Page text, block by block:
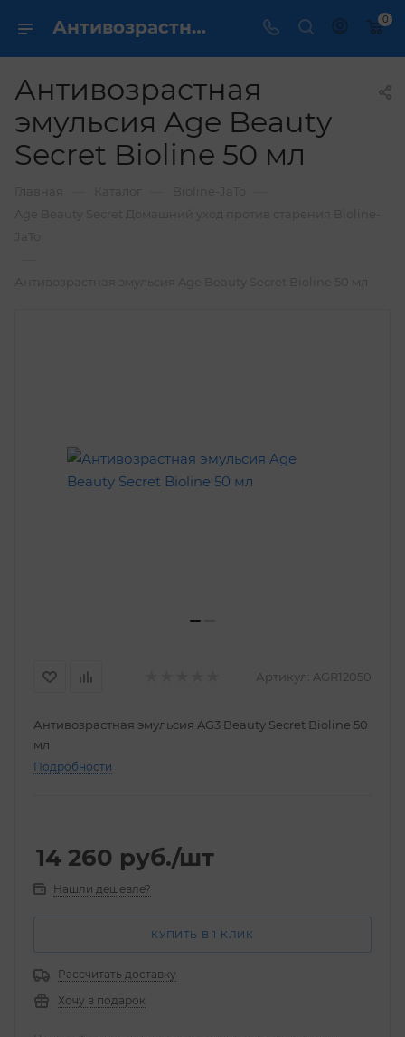
Антивозрастная эмульсия Age Beauty Secret Bioline 50 мл купить по выгодной цене в интернет магазине 0
Антивозрастная
эмульсия Age Beauty
Secret Bioline 50 мл
Артикул: AGR12050
Антивозрастная эмульсия AG3 Beauty Secret Bioline 50
мл
Подробности
14 260 руб./шт
Нашли дешевле?
КУПИТЬ В 1 КЛИК
Рассчитать доставку
Хочу в подарок